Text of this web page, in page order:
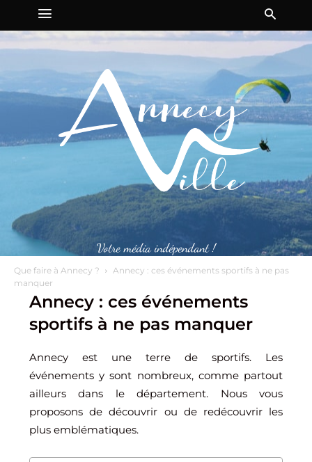
Votre média indépendant !
Que faire à Annecy ?
Annecy : ces événements sportifs à ne pas
manquer
Annecy : ces événements
sportifs à ne pas manquer
Annecy est une terre de sportifs. Les
événements y sont nombreux, comme partout
ailleurs dans le département. Nous vous
proposons de découvrir ou de redécouvrir les
plus emblématiques.